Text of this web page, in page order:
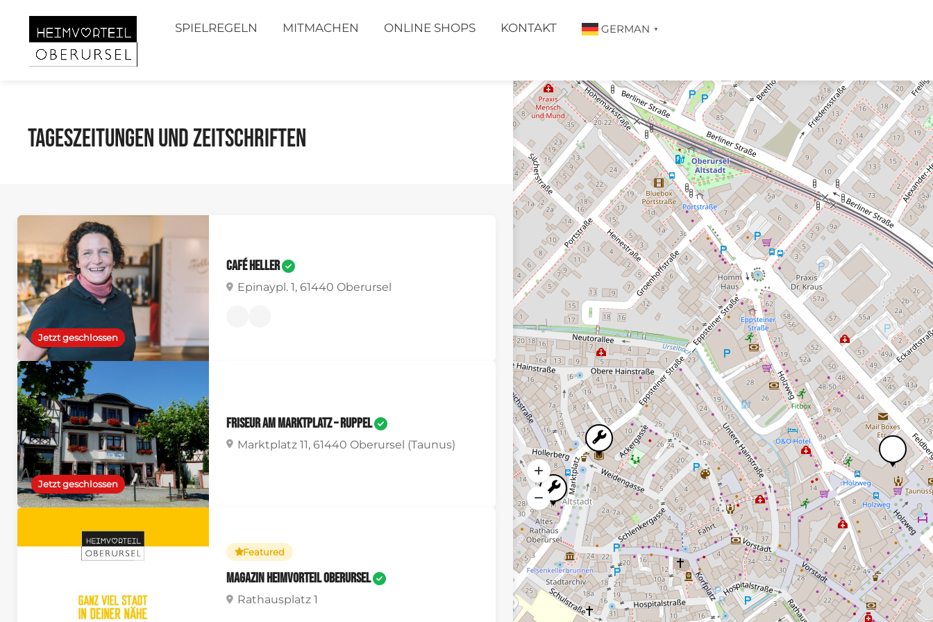
SPIELREGELN MITMACHEN ONLINE SHOPS KONTAKT GERMAN ▼
Tageszeitungen und Zeitschriften
Jetzt geschlossen
Café Heller
Epinaypl. 1, 61440 Oberursel
Jetzt geschlossen
Friseur am Marktplatz – Ruppel
Marktplatz 11, 61440 Oberursel (Taunus)
Featured
Magazin Heimvorteil Oberursel
Rathausplatz 1